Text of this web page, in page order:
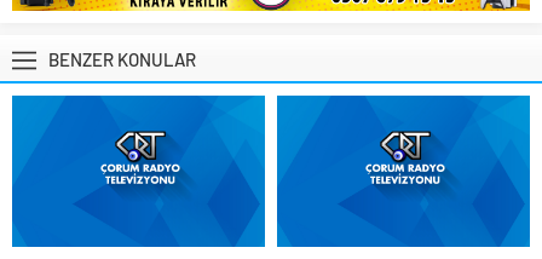
BENZER KONULAR